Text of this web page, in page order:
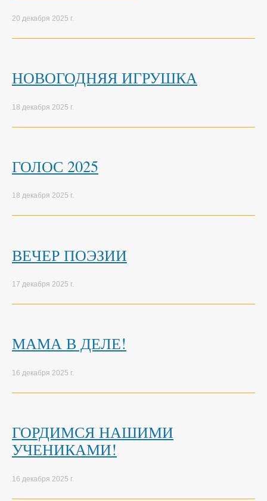
20 декабря 2025 г.
НОВОГОДНЯЯ ИГРУШКА
18 декабря 2025 г.
ГОЛОС 2025
18 декабря 2025 г.
ВЕЧЕР ПОЭЗИИ
17 декабря 2025 г.
МАМА В ДЕЛЕ!
16 декабря 2025 г.
ГОРДИМСЯ НАШИМИ
УЧЕНИКАМИ!
16 декабря 2025 г.